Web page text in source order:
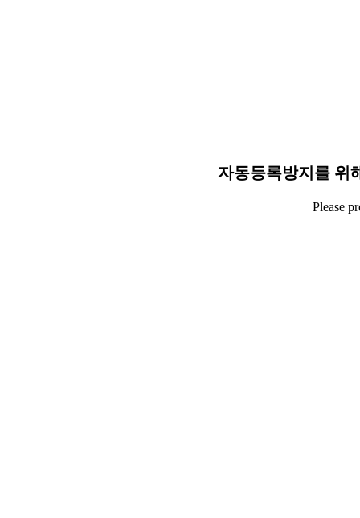
자동등록방지를 위
Please